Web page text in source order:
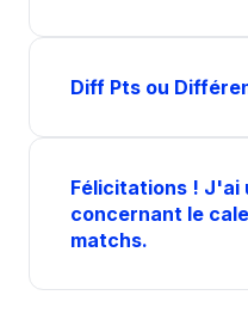
Diff Pts ou
Félicitations ! J'ai
concernant le
matchs.